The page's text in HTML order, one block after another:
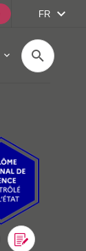
FR
Recherche